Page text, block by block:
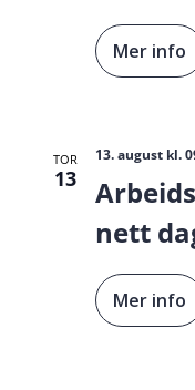
Mer info
TOR
13
nett
13. august kl.
Mer info